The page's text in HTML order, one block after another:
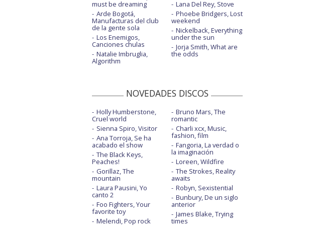
Corazón de lava
Deséame suerte
Deséame suerte - con la letra
El amor de Andrea - con Valeria Castro
El discurso del rey
El discurso del rey - con la letra
El imperio del sol - con letra
El imperio del sol - Live performance |
Vevo
El imperio del sol - TikTok Live
El telón - con Jenny and The Mexicats
must be dreaming
Arde Bogotá,
Manufacturas del club
de la gente sola
Los Enemigos,
Canciones chulas
Natalie Imbruglia,
Algorithm
Lana Del Rey, Stove
Phoebe Bridgers, Lost
weekend
Nickelback, Everything
under the sun
Jorja Smith, What are
the odds
NOVEDADES DISCOS
Holly Humberstone,
Cruel world
Sienna Spiro, Visitor
Ana Torroja, Se ha
acabado el show
The Black Keys,
Peaches!
Gorillaz, The
mountain
Laura Pausini, Yo
canto 2
Foo Fighters, Your
favorite toy
Melendi, Pop rock
Bruno Mars, The
romantic
Charli xcx, Music,
fashion, film
Fangoria, La verdad o
la imaginación
Loreen, Wildfire
The Strokes, Reality
awaits
Robyn, Sexistential
Bunbury, De un siglo
anterior
James Blake, Trying
times